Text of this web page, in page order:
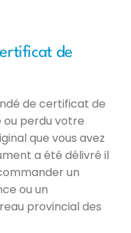
de
de certificat de
ou perdu votre
que vous avez
a été délivré il
un
ou un
provincial des